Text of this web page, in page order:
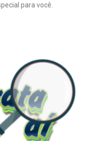
para você.